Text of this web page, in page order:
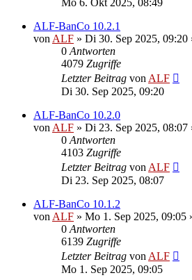
ALF-BanCo 10.2.1
von ALF » Di 30. Sep 2025, 09:20
0 Antworten
4079 Zugriffe
Letzter Beitrag von ALF
Di 30. Sep 2025, 09:20
ALF-BanCo 10.2.0
von ALF » Di 23. Sep 2025, 08:07
0 Antworten
4103 Zugriffe
Letzter Beitrag von ALF
Di 23. Sep 2025, 08:07
ALF-BanCo 10.1.2
von ALF » Mo 1. Sep 2025, 09:05
0 Antworten
6139 Zugriffe
Letzter Beitrag von ALF
Mo 1. Sep 2025, 09:05